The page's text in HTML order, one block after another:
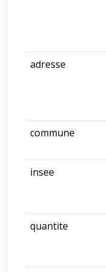
adresse
commune
insee
quantite